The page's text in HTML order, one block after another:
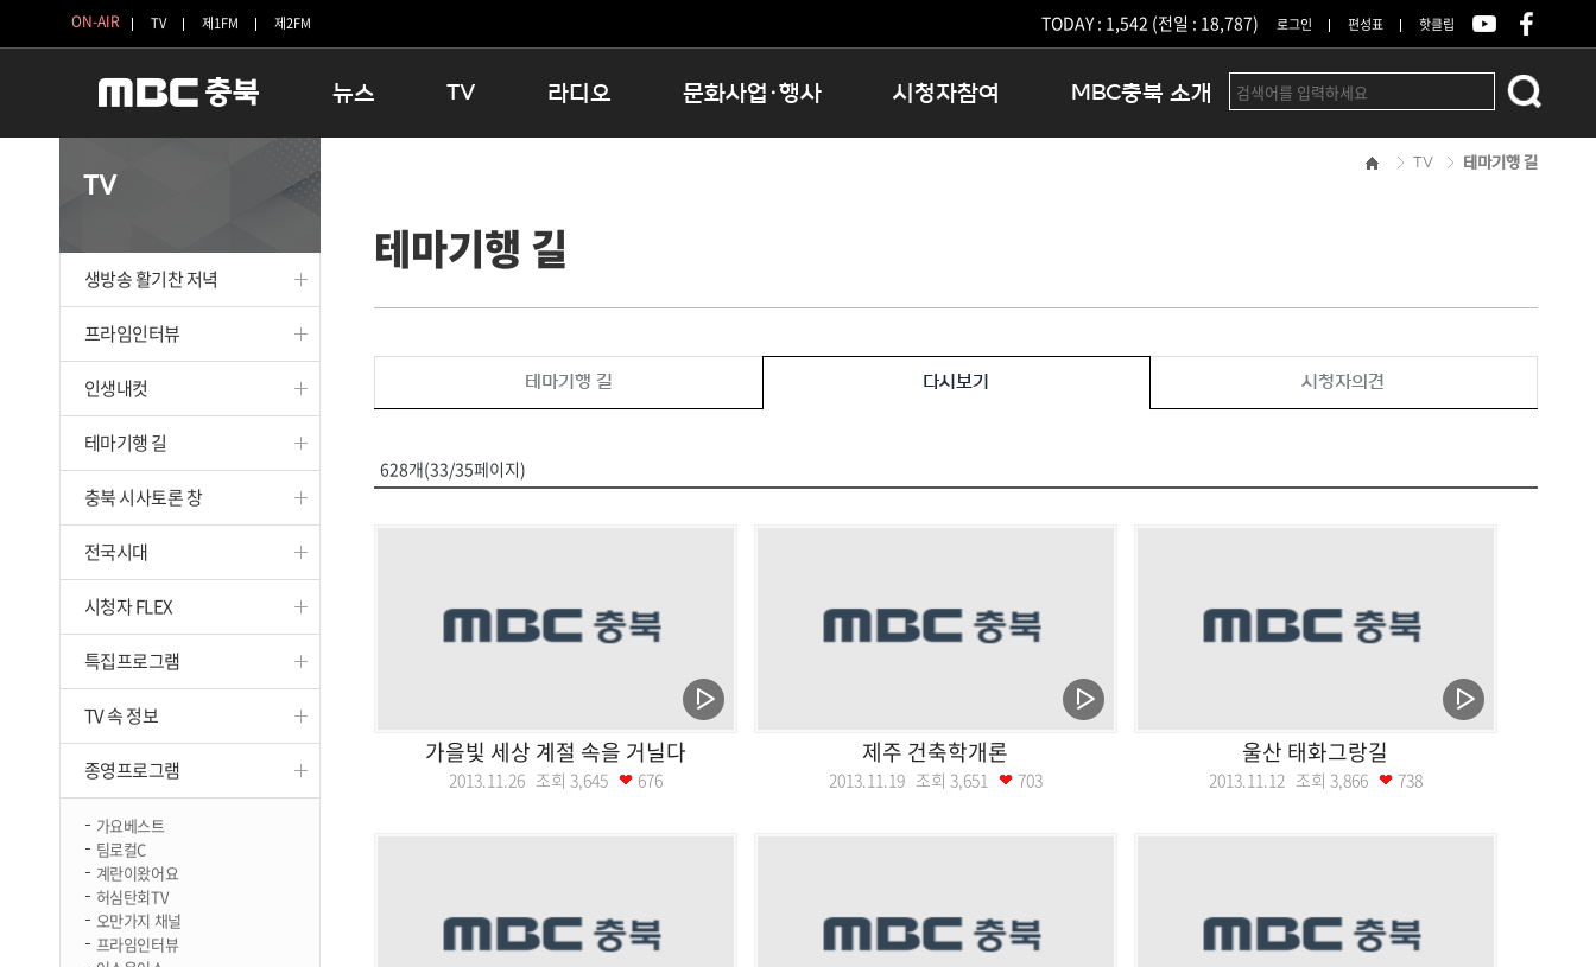
ON-AIR TV 제1FM 제2FM TODAY : 1,542 (전일 : 18,787) 로그인 편성표 핫클립
뉴스
보은
옥천
TV
인생내컷
테마기행 길
시청자 FLEX
라디오
16:00 완벽한 하루
우리 고향, 부탁해!
문화사업·행사
충청북도 음식문화페스타
문화행사 아카이빙
시청자참여 MBC충북 소개
오시는길
TV
생방송 활기찬 저녁
프라임인터뷰
인생내컷
테마기행 길
충북 시사토론 창
전국시대
시청자 FLEX
특집프로그램
TV 속 정보
종영프로그램
가요베스트
팀로컬C
계란이왔어요
허심탄회TV
오만가지 채널
프라임인터뷰
TV 테마기행 길
테마기행 길
테마기행 길 다시보기 시청자의견
628개(33/35페이지)
가을빛 세상 계절 속을 거닐다
2013.11.26 조회 3,645 676
제주 건축학개론
2013.11.19 조회 3,651 703
울산 태화그랑길
2013.11.12 조회 3,866 738